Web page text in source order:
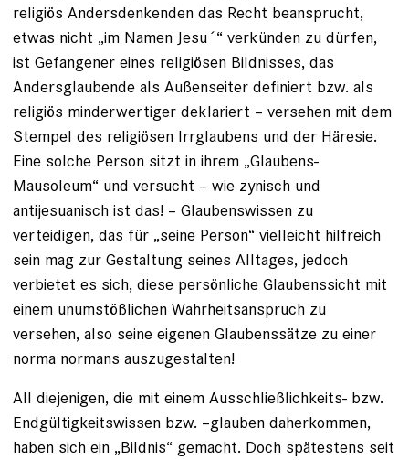
religiös Andersdenkenden das Recht beansprucht,
etwas nicht „im Namen Jesu´“ verkünden zu dürfen,
ist Gefangener eines religiösen Bildnisses, das
Andersglaubende als Außenseiter definiert bzw. als
religiös minderwertiger deklariert – versehen mit dem
Stempel des religiösen Irrglaubens und der Häresie.
Eine solche Person sitzt in ihrem „Glaubens-
Mausoleum“ und versucht – wie zynisch und
antijesuanisch ist das! – Glaubenswissen zu
verteidigen, das für „seine Person“ vielleicht hilfreich
sein mag zur Gestaltung seines Alltages, jedoch
verbietet es sich, diese persönliche Glaubenssicht mit
einem unumstößlichen Wahrheitsanspruch zu
versehen, also seine eigenen Glaubenssätze zu einer
norma normans auszugestalten!
All diejenigen, die mit einem Ausschließlichkeits- bzw.
Endgültigkeitswissen bzw. –glauben daherkommen,
haben sich ein „Bildnis“ gemacht. Doch spätestens seit